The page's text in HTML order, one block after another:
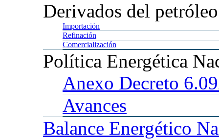
Derivados del petróleo
Importación
Refinación
Comercialización
Política Energética
Anexo Decreto
Avances
Balance Energético